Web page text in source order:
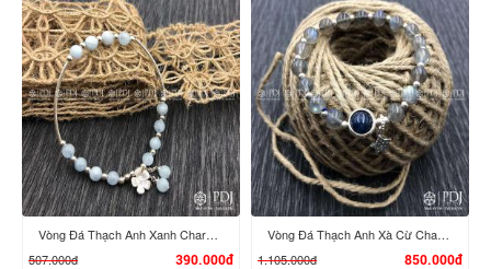
XEM CHI TIẾT XEM CHI TIẾT
Vòng Đá Thạch Anh Xanh Charm Bạc Hoa
507.000đ
390.000đ
Vòng Đá Thạch Anh Xà Cừ Charm Bạc Sao
1.105.000đ
850.000đ